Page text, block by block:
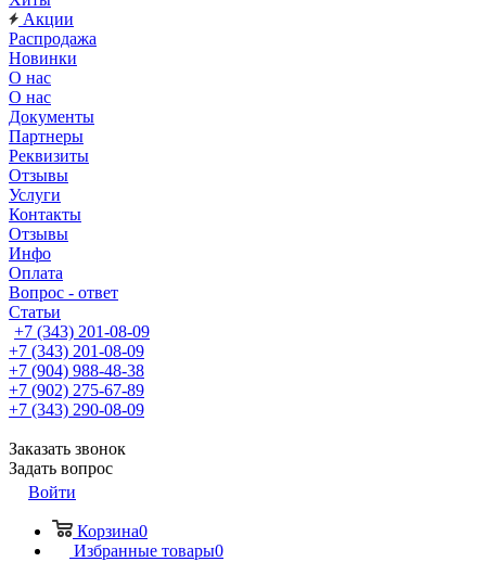
Акции
Распродажа
Новинки
О нас
О нас
Документы
Партнеры
Реквизиты
Отзывы
Услуги
Контакты
Отзывы
Инфо
Оплата
Вопрос - ответ
Статьи
+7 (343) 201-08-09
+7 (343) 201-08-09
+7 (904) 988-48-38
+7 (902) 275-67-89
+7 (343) 290-08-09
Заказать звонок
Задать вопрос
Войти
Корзина0
Избранные товары0